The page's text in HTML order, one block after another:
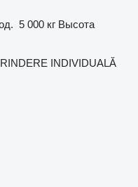
5 000 кг Высота
INDIVIDUALĂ